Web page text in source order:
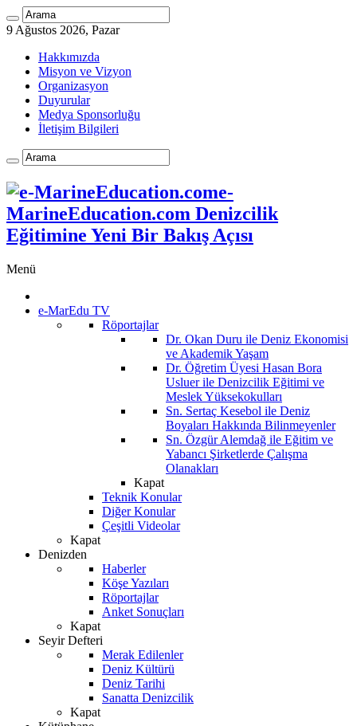
9 Ağustos 2026, Pazar
Hakkımızda
Misyon ve Vizyon
Organizasyon
Duyurular
Medya Sponsorluğu
İletişim Bilgileri
e-
MarineEducation.com Denizcilik
Eğitimine Yeni Bir Bakış Açısı
Menü
e-MarEdu TV
Röportajlar
Dr. Okan Duru ile Deniz Ekonomisi
ve Akademik Yaşam
Dr. Öğretim Üyesi Hasan Bora
Usluer ile Denizcilik Eğitimi ve
Meslek Yüksekokulları
Sn. Sertaç Kesebol ile Deniz
Boyaları Hakkında Bilinmeyenler
Sn. Özgür Alemdağ ile Eğitim ve
Yabancı Şirketlerde Çalışma
Olanakları
Kapat
Teknik Konular
Diğer Konular
Çeşitli Videolar
Kapat
Denizden
Haberler
Köşe Yazıları
Röportajlar
Anket Sonuçları
Kapat
Seyir Defteri
Merak Edilenler
Deniz Kültürü
Deniz Tarihi
Sanatta Denizcilik
Kapat